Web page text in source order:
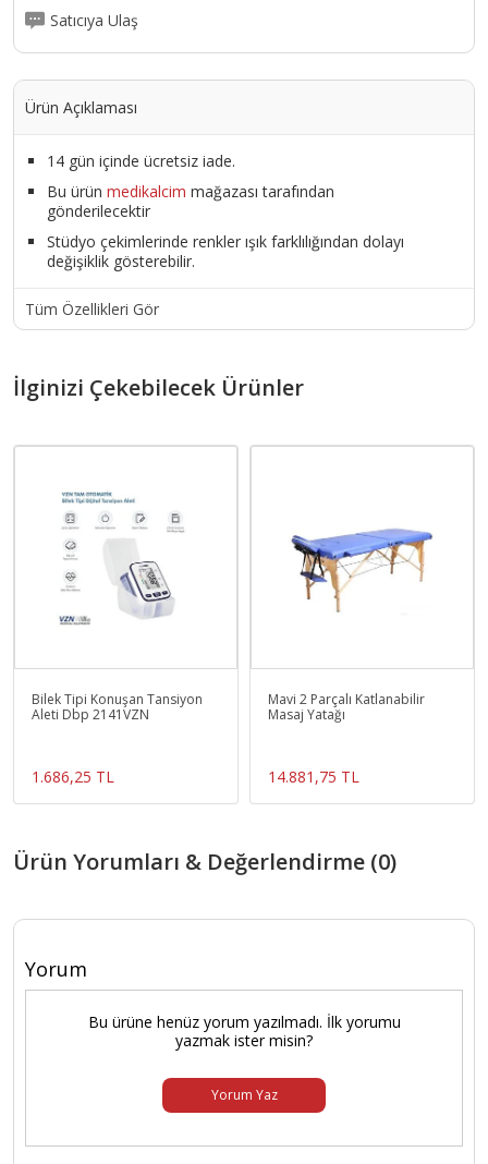
Satıcıya Ulaş
Ürün Açıklaması
14 gün içinde ücretsiz iade.
Bu ürün medikalcim mağazası tarafından
gönderilecektir
Stüdyo çekimlerinde renkler ışık farklılığından dolayı
değişiklik gösterebilir.
Tüm Özellikleri Gör
İlginizi Çekebilecek Ürünler
Bilek Tipi Konuşan Tansiyon
Aleti Dbp 2141VZN
1.686,25 TL
Mavi 2 Parçalı Katlanabilir
Masaj Yatağı
14.881,75 TL
Ürün Yorumları & Değerlendirme (0)
Yorum
Bu ürüne henüz yorum yazılmadı. İlk yorumu
yazmak ister misin?
Yorum Yaz